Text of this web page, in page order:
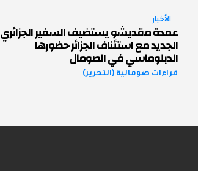
الأخبار
عمدة مقديشو يستضيف السفير الجزائري
الجديد مع استئناف الجزائر حضورها
الدبلوماسي في الصومال
قراءات صومالية (التحرير)